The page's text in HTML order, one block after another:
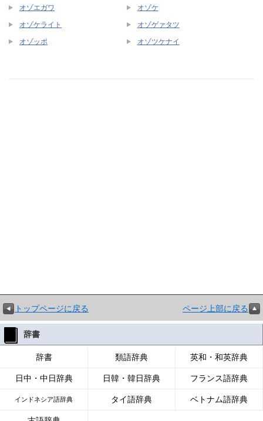
オゾエガワ オゾケ
オゾケライト オゾゲァタツ
オゾッポ オゾツケナイ
トップページに戻る ページ上部に戻る
辞書
辞書 類語辞典 英和・和英辞典
日中・中日辞典 日韓・韓日辞典 フランス語辞典
インドネシア語辞典 タイ語辞典 ベトナム語辞典